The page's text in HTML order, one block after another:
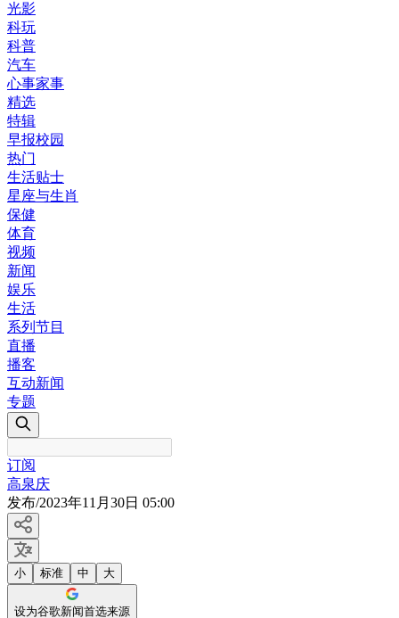
光影
科玩
科普
汽车
心事家事
精选
特辑
早报校园
热门
生活贴士
星座与生肖
保健
体育
视频
新闻
娱乐
生活
系列节目
直播
播客
互动新闻
专题
订阅
高泉庆
发布/2023年11月30日 05:00
小 标准 中 大
设为谷歌新闻首选来源